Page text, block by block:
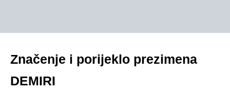
Značenje i porijeklo prezimena
DEMIRI